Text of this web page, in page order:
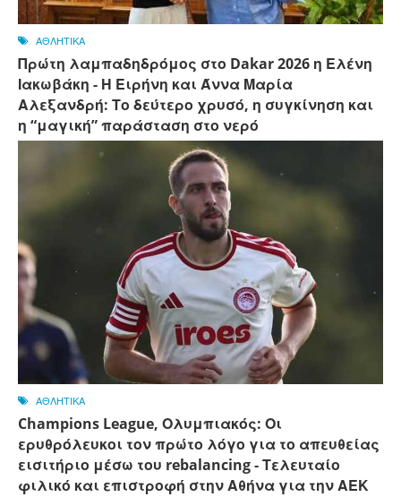
ΑΘΛΗΤΙΚΑ
Πρώτη λαμπαδηδρόμος στο Dakar 2026 η Ελένη
Ιακωβάκη - Η Ειρήνη και Άννα Μαρία
Αλεξανδρή: Το δεύτερο χρυσό, η συγκίνηση και
η “μαγική” παράσταση στο νερό
ΑΘΛΗΤΙΚΑ
Champions League, Ολυμπιακός: Οι
ερυθρόλευκοι τον πρώτο λόγο για το απευθείας
εισιτήριο μέσω του rebalancing - Τελευταίο
φιλικό και επιστροφή στην Αθήνα για την ΑΕΚ